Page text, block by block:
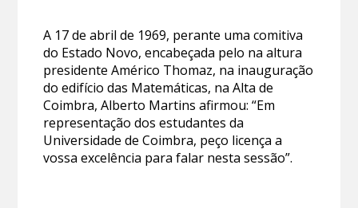
A 17 de abril de 1969, perante uma comitiva
do Estado Novo, encabeçada pelo na altura
presidente Américo Thomaz, na inauguração
do edifício das Matemáticas, na Alta de
Coimbra, Alberto Martins afirmou: “Em
representação dos estudantes da
Universidade de Coimbra, peço licença a
vossa excelência para falar nesta sessão”.